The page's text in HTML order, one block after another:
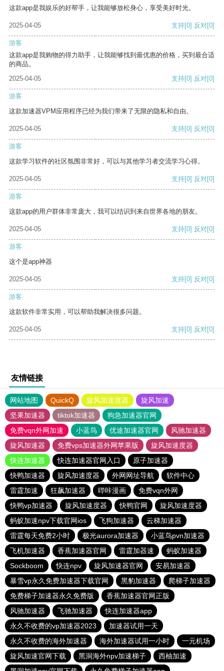
这款app是我娱乐的好帮手，让我能够放松身心，享受美好时光。
2025-04-05 支持[0] 反对[0]
游客
这款app是我购物的得力助手，让我能够找到最优惠的价格，买到最合适
的商品。
2025-04-05
支持[0] 反对[0]
游客
这款加速器VPM应用程序已经为我们带来了无限的隐私和自由。
2025-04-05 支持[0] 反对[0]
游客
这款学习软件的社区氛围非常好，可以与其他学习者交流学习心得。
2025-04-05 支持[0] 反对[0]
游客
这款app的用户群体非常庞大，我可以结识到来自世界各地的朋友。
2025-04-05 支持[0] 反对[0]
游客
这个是app神器
2025-04-05 支持[0] 反对[0]
游客
这款软件非常实用，可以帮助我解决很多问题。
2025-04-05 支持[0] 反对[0]
友情链接
网站地图 QuickQ 旋风加速度器
旋风加速
坚果加速器
tiktok加速器
狗急加速器官网
免费vqn外网加速
小蓝鸟 优途加速器官网
风驰加速器
旋风加速器
免费vps加速器外网苹果版
旋风加速度器
快连加速器
快连加速器官网入口
原子加速器
快鸭加速器
旋风加速度器 外网网址导航
软件中心
雷霆加速
狂飙加速器 哔咔漫画
免费vqn外网
快鸭vp加速器
旋风加速度器 快鸭官网
旋风加速度器
蚂蚁加速npv下载官网ios
飞狗加速器
云梯加速器
雷霆每天免费2小时
极光aurora加速器
小蓝鸟pvn加速器
飞机加速器
香蕉加速器官网 雷霆加器速
蚂蚁加速器
Sockboom
快连npv 旋风加速器官网
安易加速器
暴雪vp永久免费加速器下载官网
黑豹加速器
爬梯子加速器
免费梯子加速器永久免费版
香蕉加速器官网正版
风驰加速器
飞驰加速器
快连加速器app
永久不收费的vp加速器2023
加速器试用一天
永久不收费的海外加速器
海外加速器试用一小时
一元机场
旋风加速官网下载
黑洞海外npv加速梯子
西柚加速